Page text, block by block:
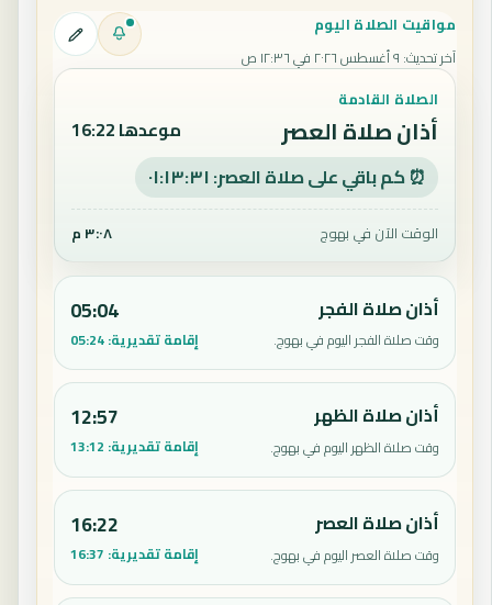
مواقيت الصلاة اليوم
آخر تحديث: ٩ أغسطس ٢٠٢٦ في ١٢:٣٦ ص
الصلاة القادمة
أذان صلاة العصر موعدها 16:22
⏰ كم باقي على صلاة العصر: ٠١:١٣:٣٠
الوقت الآن في بهوج ٣:٠٨ م
أذان صلاة الفجر
وقت صلاة الفجر اليوم في بهوج.
05:04
إقامة تقديرية:05:24
أذان صلاة الظهر
وقت صلاة الظهر اليوم في بهوج.
12:57
إقامة تقديرية: 13:12
أذان صلاة العصر
وقت صلاة العصر اليوم في بهوج.
16:22
إقامة تقديرية: 16:37